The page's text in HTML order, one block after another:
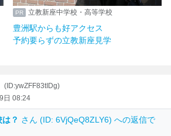
立教新座中学校・高等学校
豊洲駅からも好アクセス
予約要らずの立教新座見学
(ID:ywZFF83tIDg)
日 08:24
は？ さん (ID: 6VjQeQ8ZLY6) への返信で